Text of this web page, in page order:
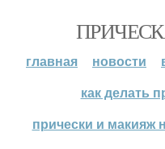
главная новости
как делать
прически и макияж